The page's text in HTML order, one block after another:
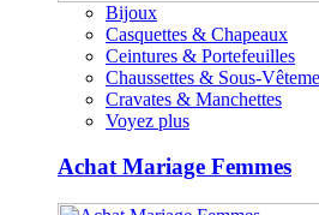
Bijoux
Casquettes & Chapeaux
Ceintures & Portefeuilles
Chaussettes & Sous-
Cravates & Manchettes
Voyez plus
Achat Mariage Femmes